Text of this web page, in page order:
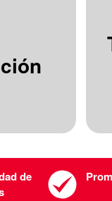
de